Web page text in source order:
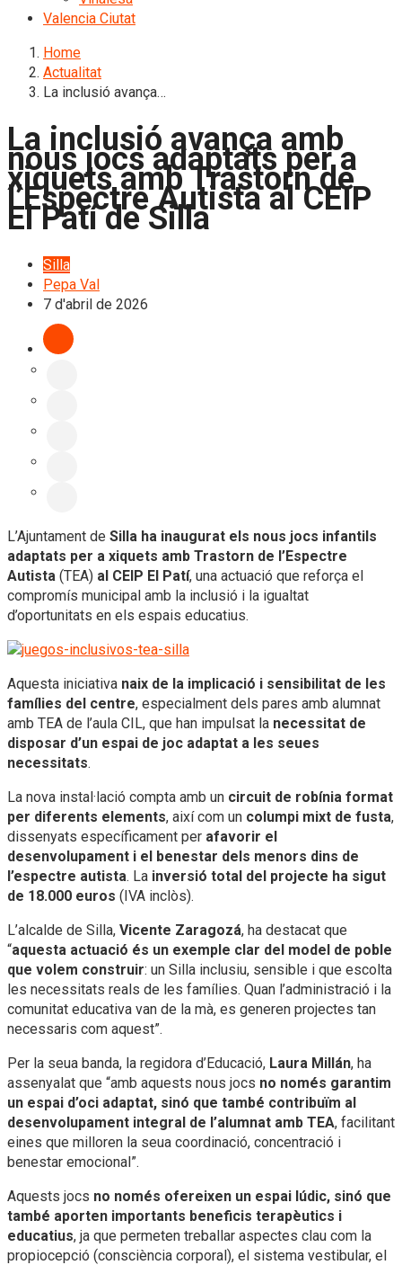
Valencia Ciutat
Home
Actualitat
La inclusió avança…
La inclusió avança amb
nous jocs adaptats per a
xiquets amb Trastorn de
l’Espectre Autista al CEIP
El Patí de Silla
Silla
Pepa Val
7 d'abril de 2026
L’Ajuntament de Silla ha inaugurat els nous jocs infantils
adaptats per a xiquets amb Trastorn de l’Espectre
Autista (TEA) al CEIP El Patí, una actuació que reforça el
compromís municipal amb la inclusió i la igualtat
d’oportunitats en els espais educatius.
Aquesta iniciativa naix de la implicació i sensibilitat de les
famílies del centre, especialment dels pares amb alumnat
amb TEA de l’aula CIL, que han impulsat la necessitat de
disposar d’un espai de joc adaptat a les seues
necessitats.
La nova instal·lació compta amb un circuit de robínia format
per diferents elements, així com un columpi mixt de fusta,
dissenyats específicament per afavorir el
desenvolupament i el benestar dels menors dins de
l’espectre autista. La inversió total del projecte ha sigut
de 18.000 euros (IVA inclòs).
L’alcalde de Silla, Vicente Zaragozá, ha destacat que
“aquesta actuació és un exemple clar del model de poble
que volem construir: un Silla inclusiu, sensible i que escolta
les necessitats reals de les famílies. Quan l’administració i la
comunitat educativa van de la mà, es generen projectes tan
necessaris com aquest”.
Per la seua banda, la regidora d’Educació, Laura Millán, ha
assenyalat que “amb aquests nous jocs no només garantim
un espai d’oci adaptat, sinó que també contribuïm al
desenvolupament integral de l’alumnat amb TEA, facilitant
eines que milloren la seua coordinació, concentració i
benestar emocional”.
Aquests jocs no només ofereixen un espai lúdic, sinó que
també aporten importants beneficis terapèutics i
educatius, ja que permeten treballar aspectes clau com la
propiocepció (consciència corporal), el sistema vestibular, el